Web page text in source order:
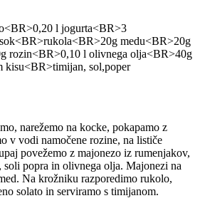
l jogurta<BR>3
medu<BR>20g
rozin<BR>0,10 l olivnega olja<BR>40g
kisu<BR>timijan, sol,poper
narežemo na kocke, pokapamo z
v vodi namočene rozine, na lističe
povežemo z majonezo iz rumenjakov,
soli popra in olivnega olja. Majonezi na
Na krožniku razporedimo rukolo,
solato in serviramo s timijanom.